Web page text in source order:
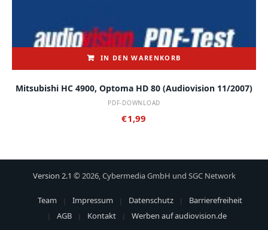
IN DEN WARENKORB
Mitsubishi HC 4900, Optoma HD 80 (audiovision 11/2007)
PDF-DOWNLOAD
€1,99
Version 2.1 © 2026, Cybermedia GmbH und SGC Network
Team Impressum Datenschutz
Barrierefreiheit
AGB
Kontakt Werben auf audiovision.de